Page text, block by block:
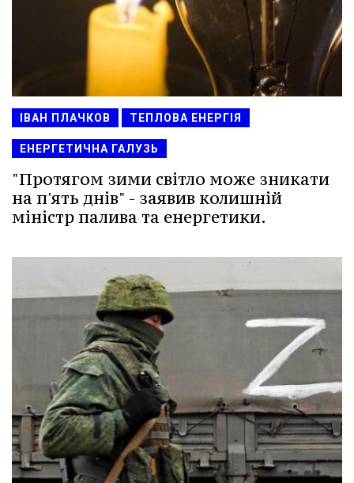
ІВАН ПЛАЧКОВ ТЕПЛОВА ЕНЕРГІЯ
ЕНЕРГЕТИЧНА ГАЛУЗЬ
"Протягом зими світло може зникати
на п'ять днів" - заявив колишній
міністр палива та енергетики.